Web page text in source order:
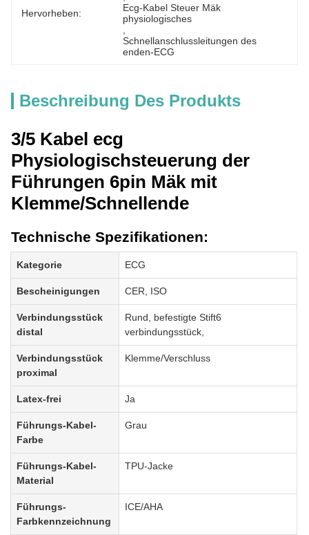
Hervorheben:
Ecg-Kabel Steuer Mäk
physiologisches
Schnellanschlussleitungen des
enden-ECG
Beschreibung Des Produkts
3/5 Kabel ecg
Physiologischsteuerung der
Führungen 6pin Mäk mit
Klemme/Schnellende
Technische Spezifikationen:
Kategorie ECG
Bescheinigungen CER, ISO
Verbindungsstück
distal
Rund, befestigte Stift6
verbindungsstück,
Verbindungsstück
proximal
Klemme/Verschluss
Latex-frei Ja
Führungs-Kabel-
Farbe
Grau
Führungs-Kabel-
Material
TPU-Jacke
Führungs-
Farbkennzeichnung
ICE/AHA